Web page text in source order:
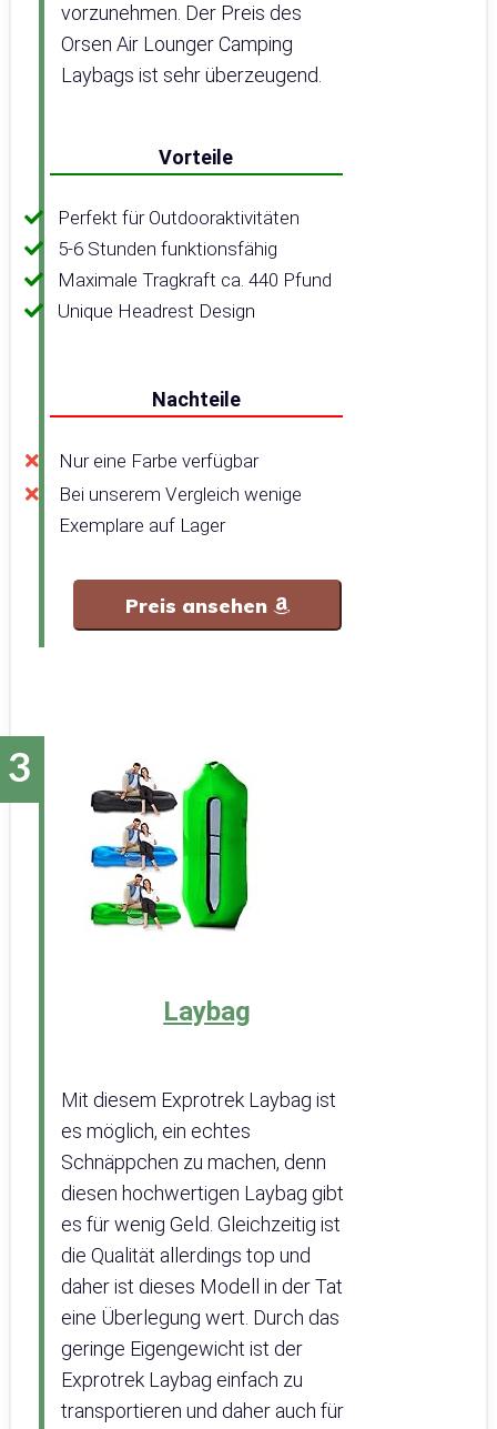
vorzunehmen. Der Preis des
Orsen Air Lounger Camping
Laybags ist sehr überzeugend.
Vorteile
Perfekt für Outdooraktivitäten
5-6 Stunden funktionsfähig
Maximale Tragkraft ca. 440 Pfund
Unique Headrest Design
Nachteile
Nur eine Farbe verfügbar
Bei unserem Vergleich wenige
Exemplare auf Lager
Preis ansehen
Laybag
Mit diesem Exprotrek Laybag ist
es möglich, ein echtes
Schnäppchen zu machen, denn
diesen hochwertigen Laybag gibt
es für wenig Geld. Gleichzeitig ist
die Qualität allerdings top und
daher ist dieses Modell in der Tat
eine Überlegung wert. Durch das
geringe Eigengewicht ist der
Exprotrek Laybag einfach zu
transportieren und daher auch für